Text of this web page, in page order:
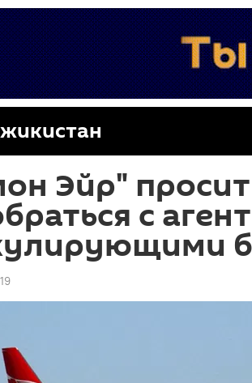
Эйр"
с